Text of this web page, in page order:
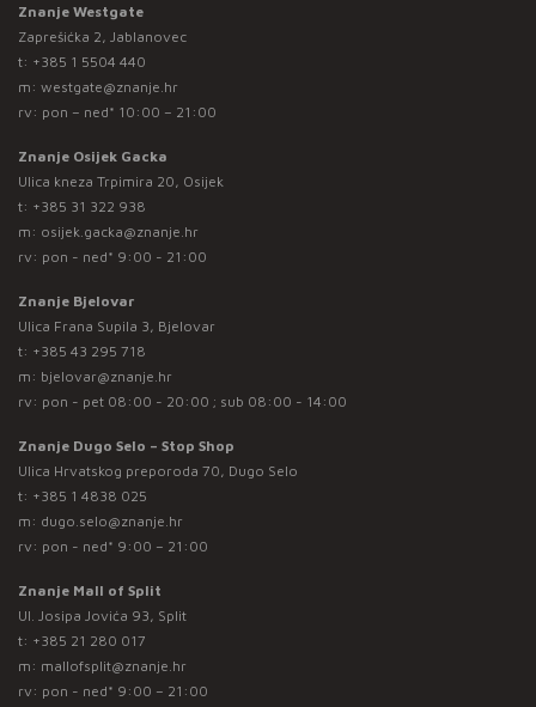
Znanje Westgate
Zaprešićka 2, Jablanovec
t: +385 1 5504 440
m: westgate@znanje.hr
rv: pon – ned* 10:00 – 21:00
Znanje Osijek Gacka
Ulica kneza Trpimira 20, Osijek
t: +385 31 322 938
m: osijek.gacka@znanje.hr
rv: pon - ned* 9:00 - 21:00
Znanje Bjelovar
Ulica Frana Supila 3, Bjelovar
t: +385 43 295 718
m: bjelovar@znanje.hr
rv: pon - pet 08:00 - 20:00 ; sub 08:00 - 14:00
Znanje Dugo Selo – Stop Shop
Ulica Hrvatskog preporoda 70, Dugo Selo
t: +385 1 4838 025
m: dugo.selo@znanje.hr
rv: pon - ned* 9:00 – 21:00
Znanje Mall of Split
Ul. Josipa Jovića 93, Split
t: +385 21 280 017
m: mallofsplit@znanje.hr
rv: pon - ned* 9:00 – 21:00